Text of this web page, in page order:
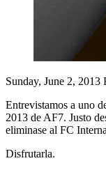
Sunday, June 2, 2013
Entrevistamos a uno
2013 de AF7. Justo
eliminase al FC
Disfrutarla.